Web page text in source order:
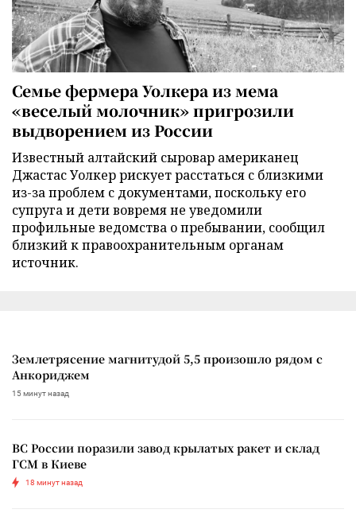
Семье фермера Уолкера из мема
«веселый молочник» пригрозили
выдворением из России
Известный алтайский сыровар американец
Джастас Уолкер рискует расстаться с близкими
из-за проблем с документами, поскольку его
супруга и дети вовремя не уведомили
профильные ведомства о пребывании, сообщил
близкий к правоохранительным органам
источник.
Землетрясение магнитудой 5,5 произошло рядом с
Анкориджем
15 минут назад
ВС России поразили завод крылатых ракет и склад
ГСМ в Киеве
18 минут назад